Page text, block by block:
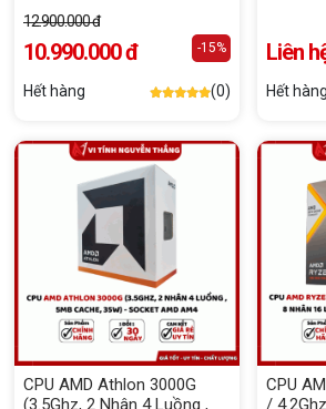
12.900.000 đ
10.990.000 đ -15%
Hết hàng (0)
Liên
Hết hàng
CPU AMD Athlon 3000G
(3.5Ghz, 2 Nhân 4 Luồng ,
CPU
/